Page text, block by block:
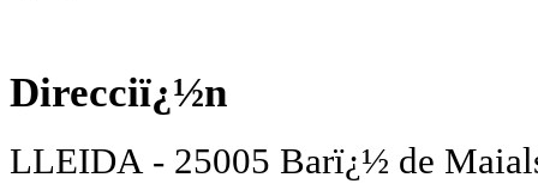
Direcciï¿½n
LLEIDA - 25005 Barï¿½ de